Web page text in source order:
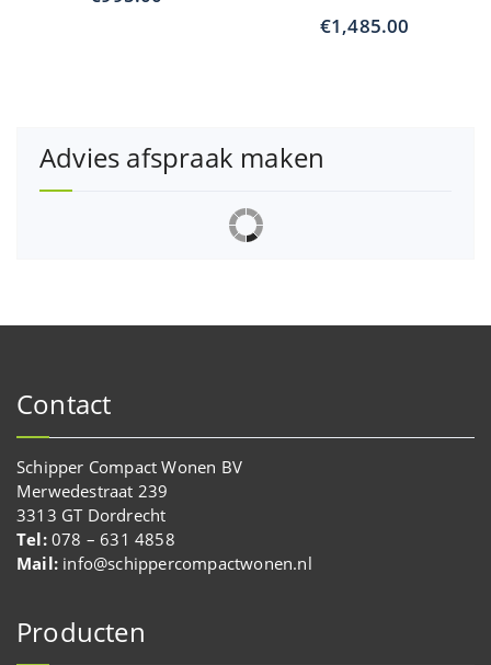
€1,485.00
Advies afspraak maken
Contact
Schipper Compact Wonen BV
Merwedestraat 239
3313 GT Dordrecht
Tel:078 – 631 4858
Mail: info@schippercompactwonen.nl
Producten